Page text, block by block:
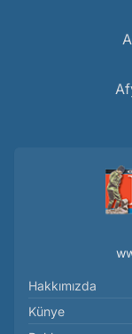
Hakkımızda
Künye